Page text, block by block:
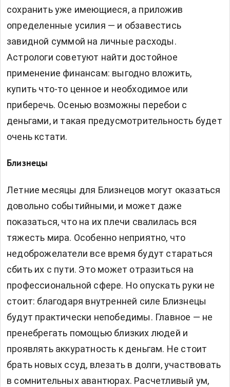
сохранить уже имеющиеся, а приложив
определенные усилия — и обзавестись
завидной суммой на личные расходы.
Астрологи советуют найти достойное
применение финансам: выгодно вложить,
купить что-то ценное и необходимое или
приберечь. Осенью возможны перебои с
деньгами, и такая предусмотрительность будет
очень кстати.
Близнецы
Летние месяцы для Близнецов могут оказаться
довольно событийными, и может даже
показаться, что на их плечи свалилась вся
тяжесть мира. Особенно неприятно, что
недоброжелатели все время будут стараться
сбить их с пути. Это может отразиться на
профессиональной сфере. Но опускать руки не
стоит: благодаря внутренней силе Близнецы
будут практически непобедимы. Главное — не
пренебрегать помощью близких людей и
проявлять аккуратность к деньгам. Не стоит
брать новых ссуд, влезать в долги, участвовать
в сомнительных авантюрах. Расчетливый ум,